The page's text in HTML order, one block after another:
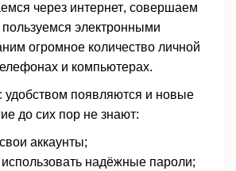
через интернет, совершаем
пользуемся электронными
огромное количество личной
и компьютерах.
удобством появляются и новые
до сих пор не знают:
аккаунты;
надёжные пароли;